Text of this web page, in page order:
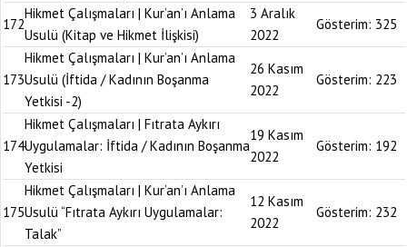
172
Hikmet Çalışmaları | Kur’an’ı Anlama
Usulü (Kitap ve Hikmet İlişkisi)
3 Aralık
2022
Gösterim: 325
173
Hikmet Çalışmaları | Kur’an’ı Anlama
Usulü (İftida / Kadının Boşanma
Yetkisi -2)
26 Kasım
2022
Gösterim: 223
174
Hikmet Çalışmaları | Fıtrata Aykırı
Uygulamalar: İftida / Kadının Boşanma
Yetkisi
19 Kasım
2022
Gösterim: 192
175
Hikmet Çalışmaları | Kur’an’ı Anlama
Usulü “Fıtrata Aykırı Uygulamalar:
Talak”
12 Kasım
2022
Gösterim: 232